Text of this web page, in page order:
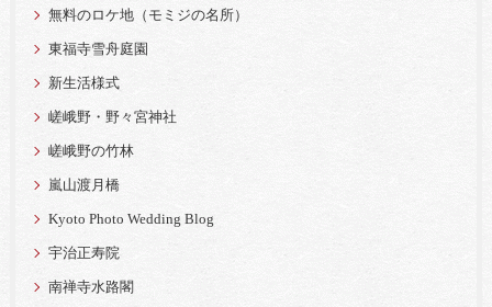
無料のロケ地（モミジの名所）
東福寺雪舟庭園
新生活様式
嵯峨野・野々宮神社
嵯峨野の竹林
嵐山渡月橋
Kyoto Photo Wedding Blog
宇治正寿院
南禅寺水路閣